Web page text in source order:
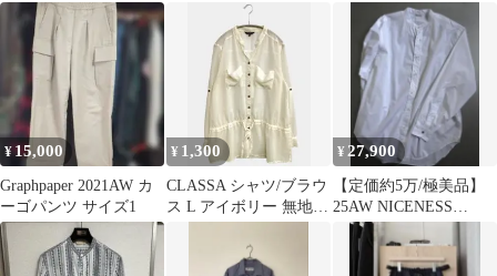
オフホワイト ptlm-
クステープ
¥15,000
Graphpaper 2021AW カ
ーゴパンツ サイズ1
¥ 1,300
CLASSA シャツ/ブラウ
ス L アイボリー 無地
カラー レディース
¥27,900
【定価約5万/極美品】
25AW NICENESS
MOYET バンドカラー
シャツ